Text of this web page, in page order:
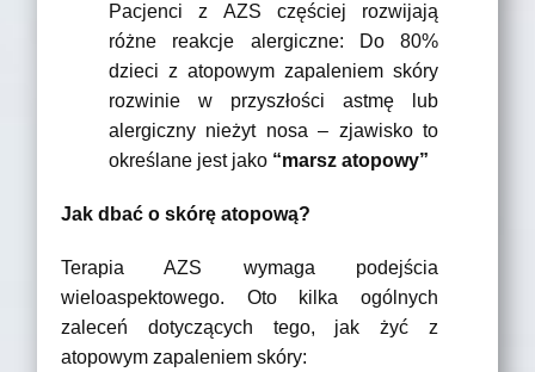
Pacjenci z AZS częściej rozwijają
różne reakcje alergiczne: Do 80%
dzieci z atopowym zapaleniem skóry
rozwinie w przyszłości astmę lub
alergiczny nieżyt nosa – zjawisko to
określane jest jako “marsz atopowy”
Jak dbać o skórę atopową?
Terapia AZS wymaga podejścia
wieloaspektowego. Oto kilka ogólnych
zaleceń dotyczących tego, jak żyć z
atopowym zapaleniem skóry: